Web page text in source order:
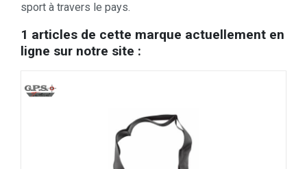
sport à travers le pays.
1 articles de cette marque actuellement en
ligne sur notre site :